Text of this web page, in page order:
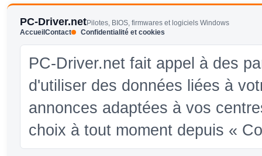
PC-Driver.netPilotes, BIOS, firmwares et logiciels Windows
AccueilContact Confidentialité et cookies
PC-Driver.net fait appel à des
d'utiliser des données liées à
annonces adaptées à vos
choix à tout moment depuis «